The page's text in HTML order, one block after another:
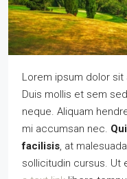
Lorem ipsum dolor
Duis mollis et sem
neque. Aliquam
mi accumsan nec.
facilisis, at
sollicitudin cursus. Ut